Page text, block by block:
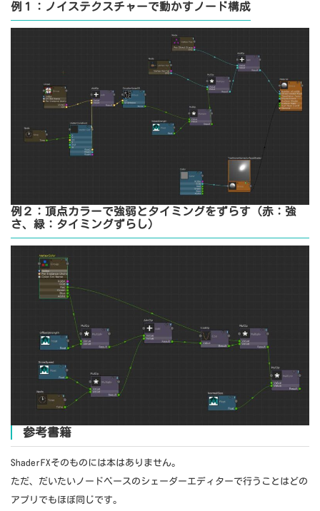
例１：ノイステクスチャーで動かすノード構成
例２：頂点カラーで強弱とタイミングをずらす（赤：強
さ、緑：タイミングずらし）
参考書籍
ShaderFXそのものには本はありません。
ただ、だいたいノードベースのシェーダーエディターで行うことはどの
アプリでもほぼ同じです。